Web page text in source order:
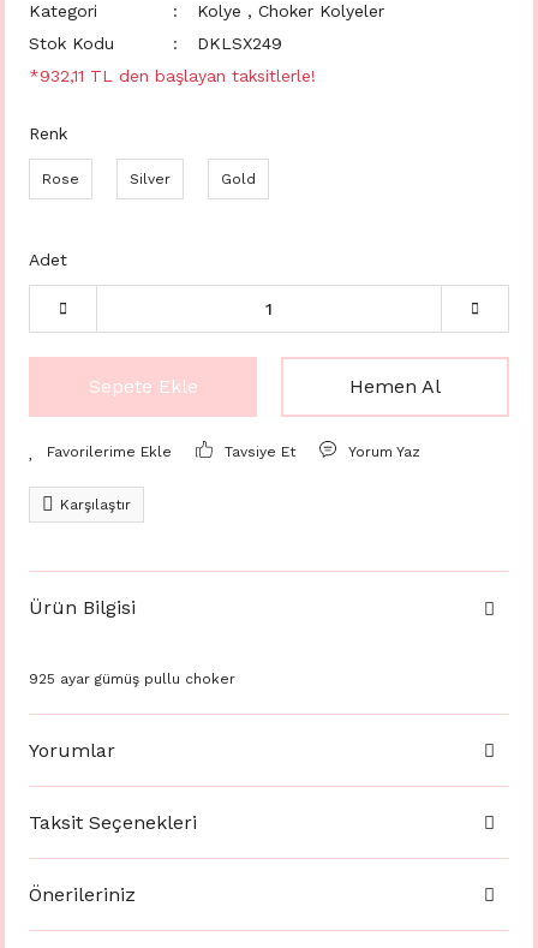
Kategori Kolye , Choker Kolyeler
Stok Kodu
DKLSX249
*932,11 TL den başlayan taksitlerle!
Renk
Rose Silver Gold
Adet
Sepete Ekle Hemen Al
Tavsiye Et Yorum Yaz
Karşılaştır
Ürün Bilgisi
925 ayar gümüş pullu choker
Yorumlar
Taksit Seçenekleri
Önerileriniz